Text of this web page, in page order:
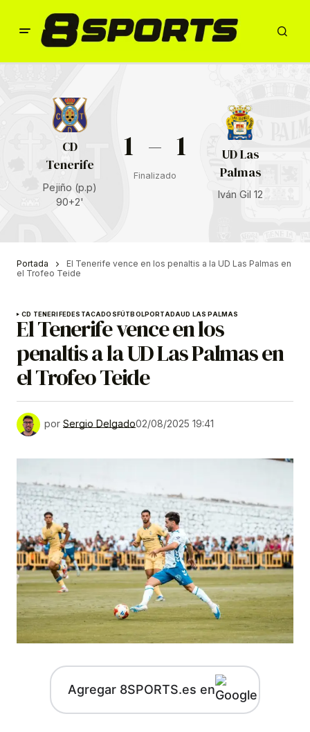
CD
Tenerife
Pejiño (p.p)
90+2'
1 – 1
Finalizado
UD Las
Palmas
Iván Gil 12
Portada
El Tenerife vence en los penaltis a la UD Las Palmas en
el Trofeo Teide
CD TENERIFEDESTACADOSFÚTBOLPORTADAUD LAS PALMAS
El Tenerife vence en los
penaltis a la UD Las Palmas en
el Trofeo Teide
por Sergio Delgado02/08/2025 19:41
Agregar 8SPORTS.es en